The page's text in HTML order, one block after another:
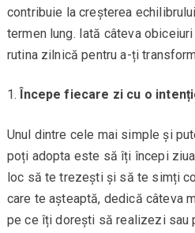
contribuie la creșterea
termen lung. Iată câteva
rutina zilnică pentru a-ți
Începe fiecare zi cu o
Unul dintre cele mai simple și
poți adopta este să îți începi
loc să te trezești și să te simți
care te așteaptă, dedică câteva
pe ce îți dorești să realizezi sau